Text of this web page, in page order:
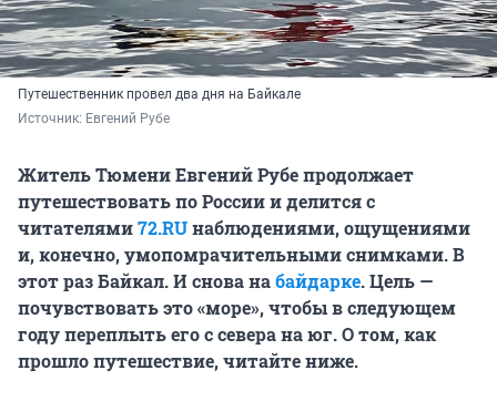
Путешественник провел два дня на Байкале
Источник: Евгений Рубе
Житель Тюмени Евгений Рубе продолжает
путешествовать по России и делится с
читателями72.RUнаблюдениями, ощущениями
и, конечно, умопомрачительными снимками. В
этот раз Байкал. И снова набайдарке. Цель —
почувствовать это «море», чтобы в следующем
году переплыть его с севера на юг. О том, как
прошло путешествие, читайте ниже.